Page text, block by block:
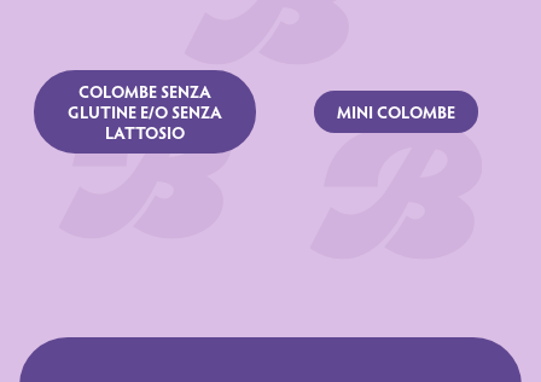
COLOMBE SENZA
GLUTINE E/O SENZA
LATTOSIO
MINI COLOMBE